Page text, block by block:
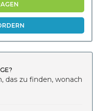
das zu finden, wonach